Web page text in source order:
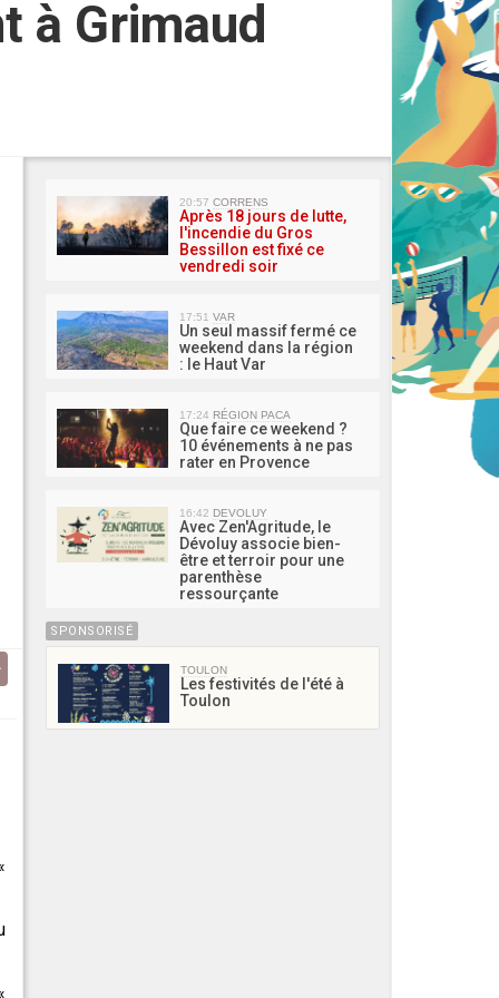
à Grimaud
MA
20:57 CORRENS
Après 18 jours de lutte,
l'incendie du Gros
Bessillon est fixé ce
vendredi soir
17:51 VAR
Un seul massif fermé ce
weekend dans la région
: le Haut Var
17:24 RÉGION PACA
Que faire ce weekend ?
10 événements à ne pas
rater en Provence
16:42 DEVOLUY
Avec Zen'Agritude, le
Dévoluy associe bien-
être et terroir pour une
parenthèse
ressourçante
SPONSORISÉ
TOULON
Les festivités de l'été à
Toulon